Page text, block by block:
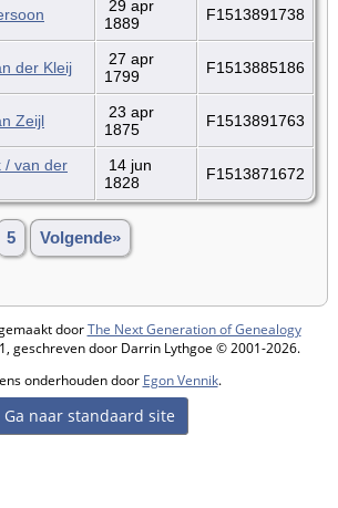
29 apr
1889
F1513891738
der Kleij
27 apr
1799
F1513885186
Zeijl
23 apr
1875
F1513891763
/ van der
14 jun
1828
F1513871672
5 Volgende»
doorThe Next Generation of Genealogy
geschreven door Darrin Lythgoe © 2001-2026.
onderhouden door Egon Vennik.
Ga naar standaard site